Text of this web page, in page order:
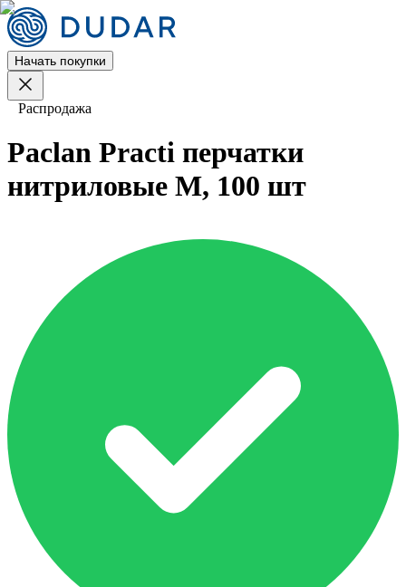
Начать покупки
Распродажа
Paclan Practi перчатки
нитриловые M, 100 шт